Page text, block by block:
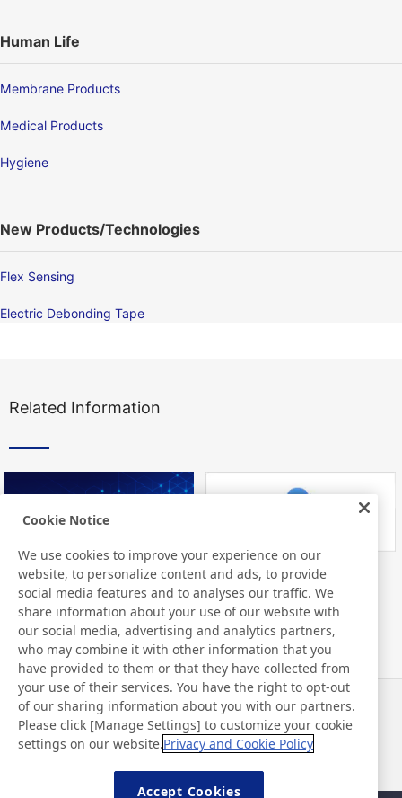
Human Life
Membrane Products
Medical Products
Hygiene
New Products/Technologies
Flex Sensing
Electric Debonding Tape
Related Information
Nitto Library FAQ about Products
Notizie
Contatti
Domande frequenti
Cookie Notice
We use cookies to improve your experience on our
website, to personalize content and ads, to provide
social media features and to analyses our traffic. We
share information about your use of our website with
our social media, advertising and analytics partners,
who may combine it with other information that you
have provided to them or that they have collected from
your use of their services. You have the right to opt-out
of our sharing information about you with our partners.
Please click [Manage Settings] to customize your cookie
settings on our website.Privacy and Cookie Policy
Accept Cookies